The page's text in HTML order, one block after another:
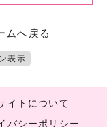
ムへ戻る
表示
イトについて
バシーポリシー